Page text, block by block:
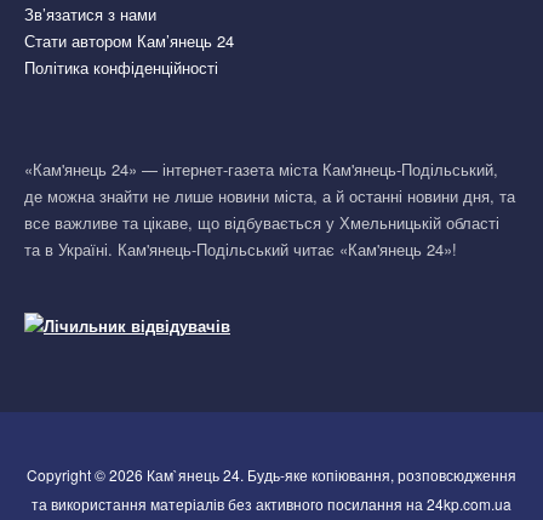
Зв’язатися з нами
Стати автором Кам’янець 24
Політика конфіденційності
«Кам'янець 24» — інтернет-газета міста Кам'янець-Подільський,
де можна знайти не лише новини міста, а й останні новини дня, та
все важливе та цікаве, що відбувається у Хмельницькій області
та в Україні. Кам'янець-Подільський читає «Кам'янець 24»!
Copyright © 2026 Кам`янець 24. Будь-яке копіювання, розповсюдження
та використання матеріалів без активного посилання на 24kp.com.ua